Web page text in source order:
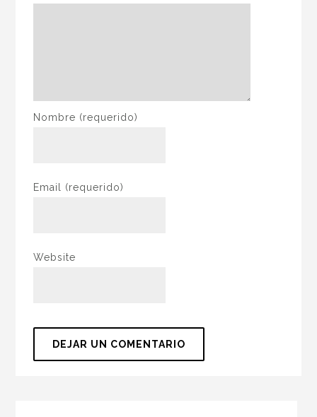
Nombre (requerido)
Email (requerido)
Website